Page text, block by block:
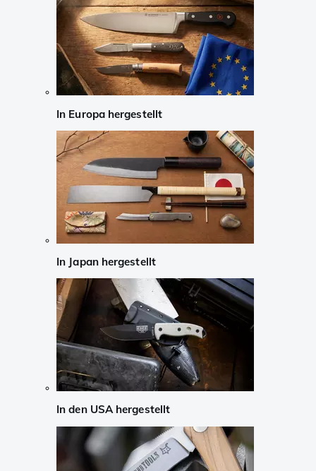
In Europa hergestellt
In Japan hergestellt
In den USA hergestellt